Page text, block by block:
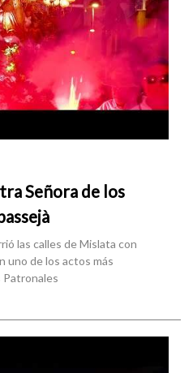
Señora de los
las calles de Mislata con
uno de los actos más
Patronales